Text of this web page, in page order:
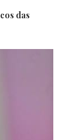
das